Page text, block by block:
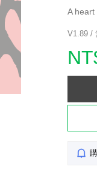
A heart
V1.89 /